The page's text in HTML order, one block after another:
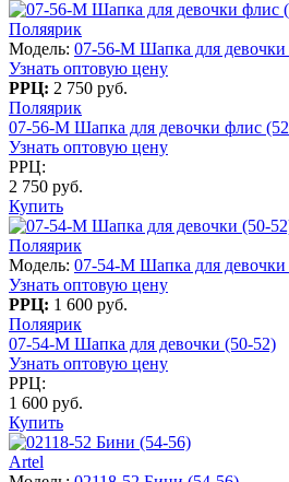
Поляярик
Модель: 07-56-M Шапка для
Узнать оптовую цену
РРЦ: 2 750 руб.
Поляярик
07-56-M Шапка для девочки флис
Узнать оптовую цену
РРЦ:
2 750 руб.
Купить
Поляярик
Модель: 07-54-M Шапка для девочки
Узнать оптовую цену
РРЦ: 1 600 руб.
Поляярик
07-54-M Шапка для девочки (50-52)
Узнать оптовую цену
РРЦ:
1 600 руб.
Купить
Artel